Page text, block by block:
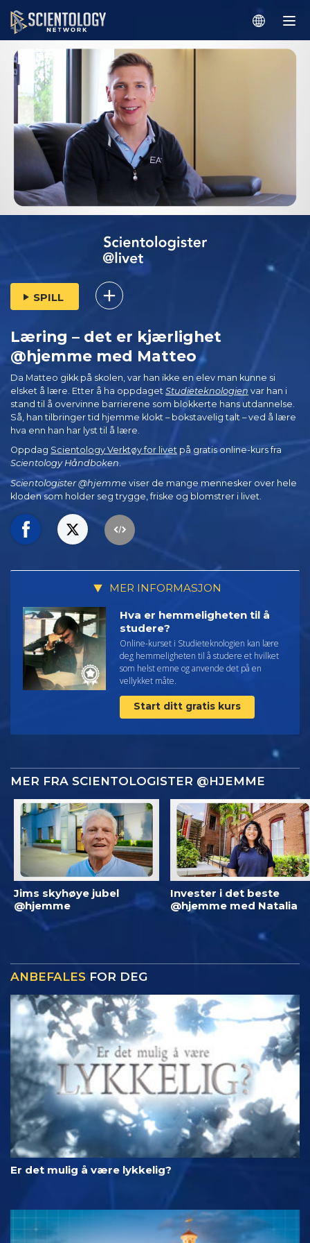
SPILL
Læring – det er kjærlighet
@hjemme med Matteo
Da Matteo gikk på skolen, var han ikke en elev man kunne si
elsket å lære. Etter å ha oppdaget Studieteknologien var han i
stand til å overvinne barrierene som blokkerte hans utdannelse.
Så, han tilbringer tid hjemme klokt – bokstavelig talt – ved å lære
hva enn han har lyst til å lære.
Oppdag Scientology Verktøy for livet på gratis online-kurs fra
Scientology Håndboken.
Scientologister @hjemme viser de mange mennesker over hele
kloden som holder seg trygge, friske og blomstrer i livet.
MER INFORMASJON
Hva er hemmeligheten til å
studere?
Online-kurset i Studieteknologien kan lære
deg hemmeligheten til å studere et hvilket
som helst emne og anvende det på en
vellykket måte.
Start ditt gratis kurs
MER FRA SCIENTOLOGISTER @HJEMME
Jims skyhøye jubel
@hjemme
Invester i det beste
@hjemme med Natalia
ANBEFALES FOR DEG
Er det mulig å være lykkelig?